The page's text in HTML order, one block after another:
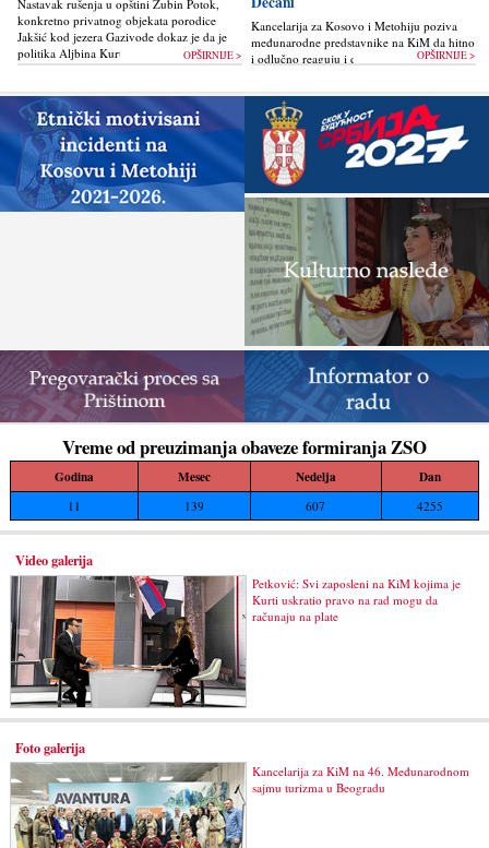
Nastavak rušenja u opštini Zubin Potok,
konkretno privatnog objekata porodice
Jakšić kod jezera Gazivode dokaz je da je
politika Alјbina Kurtija...
OPŠIRNIJE >
Kancelarija za Kosovo i Metohiju poziva
međunarodne predstavnike na KiM da hitno
i odlučno reaguju i da bez odlaganja
građevinskih...
OPŠIRNIJE >
Vreme od preuzimanja obaveze formiranja ZSO
Godina Mesec Nedelja Dan
11 139 607 4255
Video galerija
Petković: Svi zaposleni na KiM kojima je
Kurti uskratio pravo na rad mogu da
računaju na plate
Foto galerija
Kancelarija za KiM na 46. Međunarodnom
sajmu turizma u Beogradu